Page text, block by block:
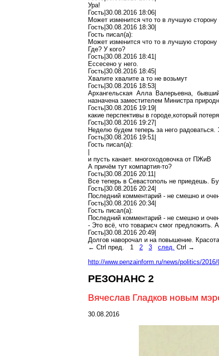
Ура!
Гость|30.08.2016 18:06|
Может изменится что то в лучшую сторону
Гость|30.08.2016 18:30|
Гость писал(a):
Может изменится что то в лучшую сторону
Где? У кого?
Гость|30.08.2016 18:41|
Ессесено у него.
Гость|30.08.2016 18:45|
Хвалите хвалите а то не возьмут
Гость|30.08.2016 18:53|
Архангельская Алла Валерьевна,
назначена заместителем Министра
Гость|30.08.2016 19:19|
какие перспективы в городе,который
Гость|30.08.2016 19:27|
Неделю будем теперь за него
Гость|30.08.2016 19:51|
Гость писал(a):
и пусть канает. многоходовочкаот ПЖиВ
А причём тут компартия-то?
Гость|30.08.2016 20:11|
Все теперь в Севастополь не приедешь.
Гость|30.08.2016 20:24|
Последний комментарий - не смешно и
Гость|30.08.2016 20:34|
Гость писал(a):
Последний комментарий - не смешно и
- Это всё, что товарисч смог предложить.
Гость|30.08.2016 20:49|
Долгов наворочал и на повышение.
← Ctrl пред. 1 2 3 след. Ctrl →
http://www.penzainform.ru/news/politics/
РЕЗОНАНС 2
Вячеслав Гладков новым
30.08.2016